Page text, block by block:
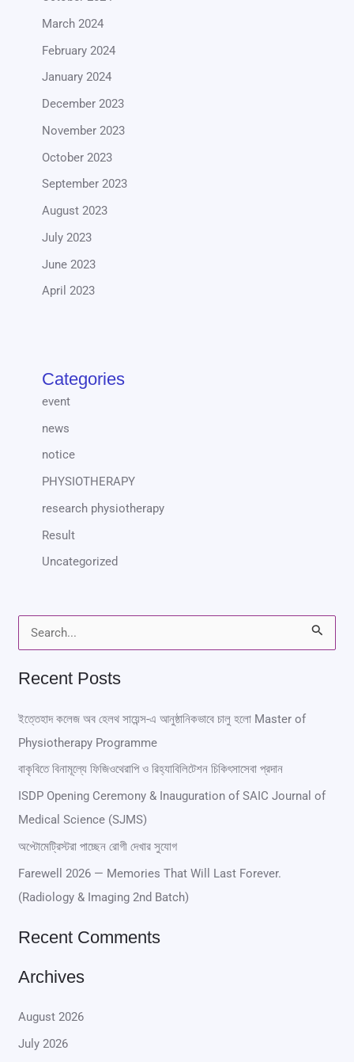
March 2024
February 2024
January 2024
December 2023
November 2023
October 2023
September 2023
August 2023
July 2023
June 2023
April 2023
Categories
event
news
notice
PHYSIOTHERAPY
research physiotherapy
Result
Uncategorized
r
c
h
f
:
Recent Posts
ইত্তেহাদ কলেজ অব হেলথ সায়েন্স-এ আনুষ্ঠানিকভাবে চালু হলো Master of
Physiotherapy Programme
বাকৃবিতে বিনামূল্যে ফিজিওথেরাপি ও রিহ্যাবিলিটেশন চিকিৎসাসেবা প্রদান
ISDP Opening Ceremony & Inauguration of SAIC Journal of
Medical Science (SJMS)
অপ্টোমেট্রিস্টরা পাচ্ছেন রোগী দেখার সুযোগ
Farewell 2026 — Memories That Will Last Forever.
(Radiology & Imaging 2nd Batch)
Recent Comments
Archives
August 2026
July 2026